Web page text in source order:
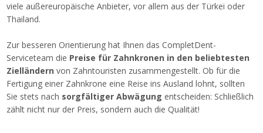
viele außereuropäische Anbieter, vor allem aus der Türkei oder
Thailand.
Zur besseren Orientierung hat Ihnen das CompletDent-
Serviceteam die Preise für Zahnkronen in den beliebtesten
Zielländern von Zahntouristen zusammengestellt. Ob für die
Fertigung einer Zahnkrone eine Reise ins Ausland lohnt, sollten
Sie stets nach sorgfältiger Abwägung entscheiden: Schließlich
zählt nicht nur der Preis, sondern auch die Qualität!